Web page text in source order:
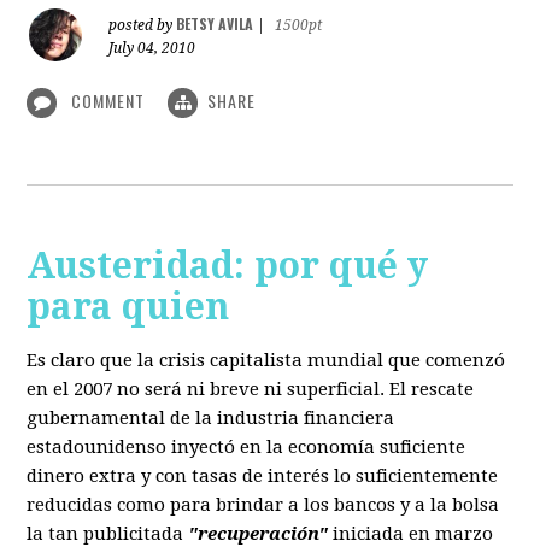
posted by BETSY AVILA
1500pt
July 04, 2010
COMMENT SHARE
Austeridad: por qué y
para quien
Es claro que la crisis capitalista mundial que comenzó
en el 2007 no será ni breve ni superficial. El rescate
gubernamental de la industria financiera
estadounidenso inyectó en la economía suficiente
dinero extra y con tasas de interés lo suficientemente
reducidas como para brindar a los bancos y a la bolsa
la tan publicitada "recuperación" iniciada en marzo